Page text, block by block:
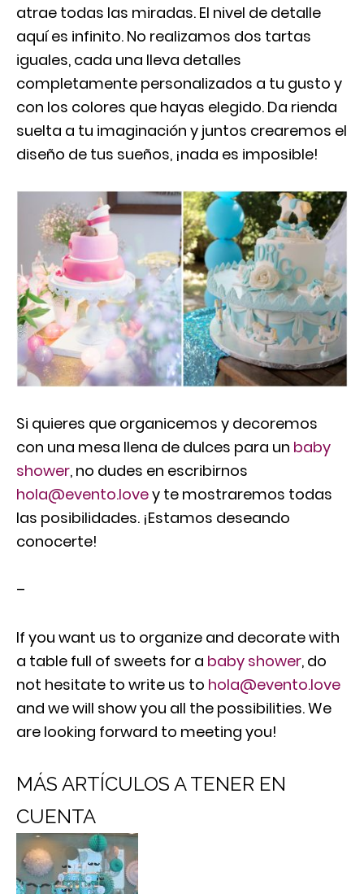
atrae todas las miradas. El nivel de detalle
aquí es infinito. No realizamos dos tartas
iguales, cada una lleva detalles
completamente personalizados a tu gusto y
con los colores que hayas elegido. Da rienda
suelta a tu imaginación y juntos crearemos el
diseño de tus sueños, ¡nada es imposible!
Si quieres que organicemos y decoremos
con una mesa llena de dulces para un baby
shower, no dudes en escribirnos
hola@evento.lovey te mostraremos todas
las posibilidades. ¡Estamos deseando
conocerte!
–
If you want us to organize and decorate with
a table full of sweets for a baby shower, do
not hesitate to write us to hola@evento.love
and we will show you all the possibilities. We
are looking forward to meeting you!
MÁS ARTÍCULOS A TENER EN
CUENTA